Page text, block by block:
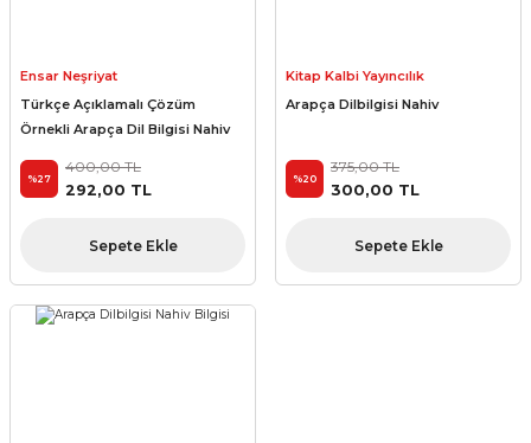
Ensar Neşriyat
Türkçe Açıklamalı Çözüm
Örnekli Arapça Dil Bilgisi Nahiv
%27
400,00 TL
292,00 TL
Sepete Ekle
Kitap Kalbi Yayıncılık
Arapça Dilbilgisi Nahiv
%20
375,00 TL
300,00 TL
Sepete Ekle